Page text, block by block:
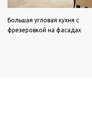
Большая угловая кухня с
фрезеровкой на фасадах